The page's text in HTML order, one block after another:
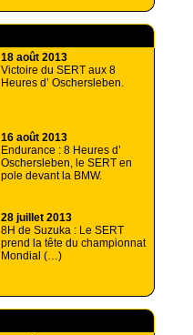
18 août 2013
Victoire du SERT aux 8
Heures d’ Oschersleben.
16 août 2013
Endurance : 8 Heures d’
Oschersleben, le SERT en
pole devant la BMW.
28 juillet 2013
8H de Suzuka : Le SERT
prend la tête du championnat
Mondial (…)